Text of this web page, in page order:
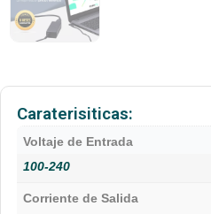
Caraterisiticas:
Voltaje de Entrada
100-240
Corriente de Salida